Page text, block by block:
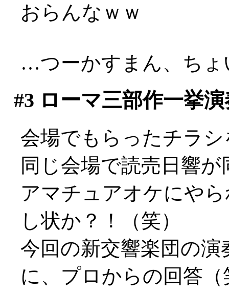
おらんなｗｗ
…つーかすまん、ちょ
#3 ローマ三部作一挙
会場でもらったチラ
同じ会場で読売日響
アマチュアオケにや
し状か？！（笑）
今回の新交響楽団の
に、プロからの回答